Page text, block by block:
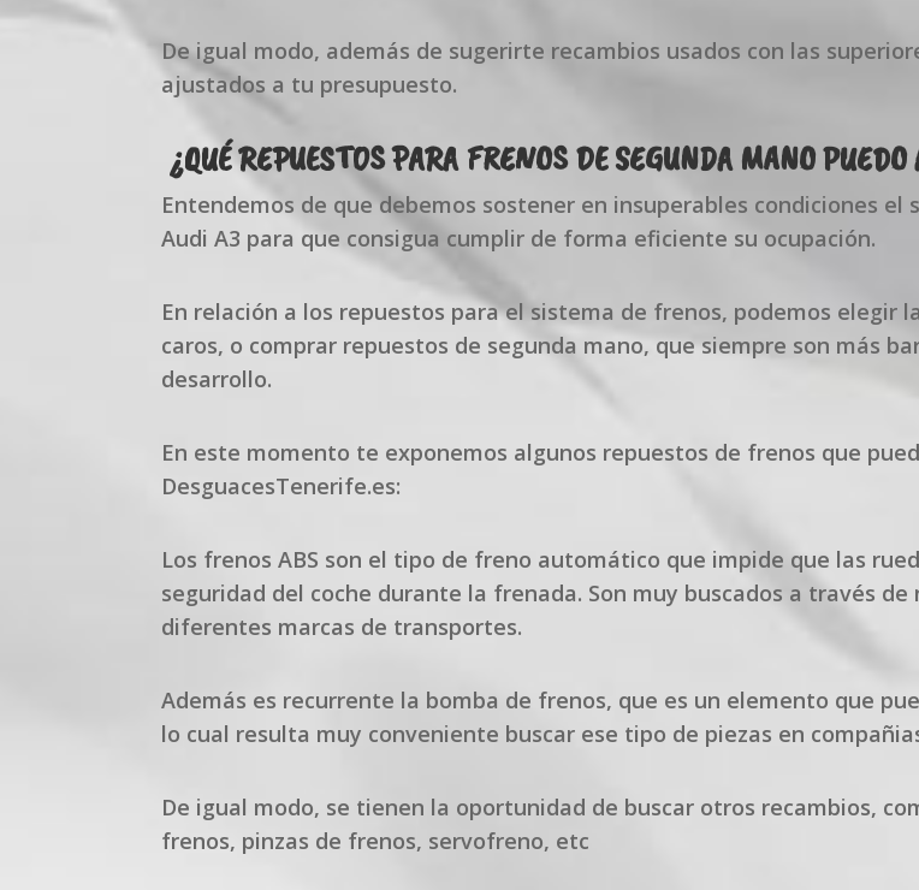
De igual modo, además de sugerirte recambios usados con las
ajustados a tu presupuesto.
¿QUÉ REPUESTOS PARA FRENOS DE SEGUNDA MANO
Entendemos de que debemos sostener en insuperables condiciones
Audi A3 para que consigua cumplir de forma eficiente su ocupación.
En relación a los repuestos para el sistema de frenos, podemos elegir
caros, o comprar repuestos de segunda mano, que siempre son más
desarrollo.
En este momento te exponemos algunos repuestos de frenos que
DesguacesTenerife.es:
Los frenos ABS son el tipo de freno automático que impide que las
seguridad del coche durante la frenada. Son muy buscados a través
diferentes marcas de transportes.
Además es recurrente la bomba de frenos, que es un elemento que
lo cual resulta muy conveniente buscar ese tipo de piezas en
De igual modo, se tienen la oportunidad de buscar otros recambios,
frenos, pinzas de frenos, servofreno, etc